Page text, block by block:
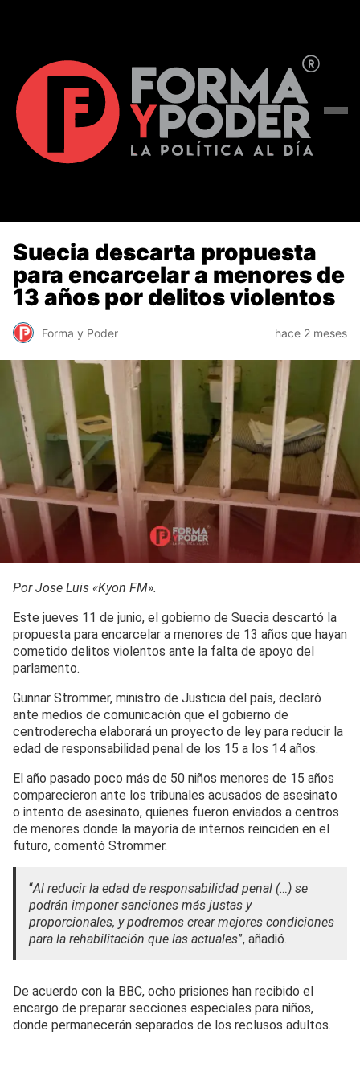
Suecia descarta propuesta
para encarcelar a menores de
13 años por delitos violentos
Forma y Poder hace 2 meses
Por Jose Luis «Kyon FM».
Este jueves 11 de junio, el gobierno de Suecia descartó la
propuesta para encarcelar a menores de 13 años que hayan
cometido delitos violentos ante la falta de apoyo del
parlamento.
Gunnar Strommer, ministro de Justicia del país, declaró
ante medios de comunicación que el gobierno de
centroderecha elaborará un proyecto de ley para reducir la
edad de responsabilidad penal de los 15 a los 14 años.
El año pasado poco más de 50 niños menores de 15 años
comparecieron ante los tribunales acusados ​​de asesinato
o intento de asesinato, quienes fueron enviados a centros
de menores donde la mayoría de internos reinciden en el
futuro, comentó Strommer.
“Al reducir la edad de responsabilidad penal (…) se
podrán imponer sanciones más justas y
proporcionales, y podremos crear mejores condiciones
para la rehabilitación que las actuales”, añadió.
De acuerdo con la BBC, ocho prisiones han recibido el
encargo de preparar secciones especiales para niños,
donde permanecerán separados de los reclusos adultos.